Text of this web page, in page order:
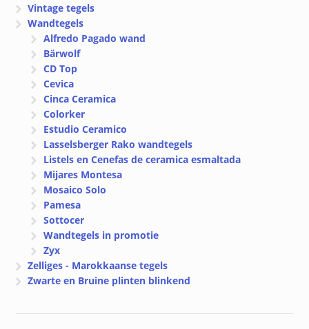
Vintage tegels
Wandtegels
Alfredo Pagado wand
Bärwolf
CD Top
Cevica
Cinca Ceramica
Colorker
Estudio Ceramico
Lasselsberger Rako wandtegels
Listels en Cenefas de ceramica esmaltada
Mijares Montesa
Mosaico Solo
Pamesa
Sottocer
Wandtegels in promotie
Zyx
Zelliges - Marokkaanse tegels
Zwarte en Bruine plinten blinkend